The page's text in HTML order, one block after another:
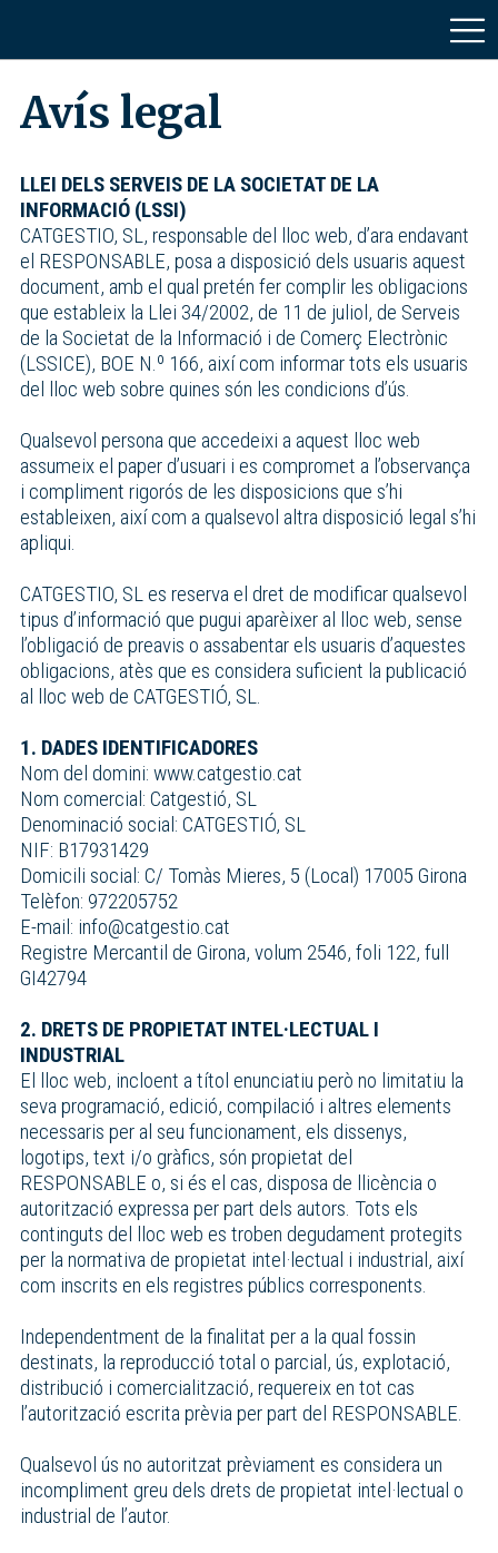
Avís legal
LLEI DELS SERVEIS DE LA SOCIETAT DE LA
INFORMACIÓ (LSSI)
CATGESTIO, SL, responsable del lloc web, d’ara endavant
el RESPONSABLE, posa a disposició dels usuaris aquest
document, amb el qual pretén fer complir les obligacions
que estableix la Llei 34/2002, de 11 de juliol, de Serveis
de la Societat de la Informació i de Comerç Electrònic
(LSSICE), BOE N.º 166, així com informar tots els usuaris
del lloc web sobre quines són les condicions d’ús.
Qualsevol persona que accedeixi a aquest lloc web
assumeix el paper d’usuari i es compromet a l’observança
i compliment rigorós de les disposicions que s’hi
estableixen, així com a qualsevol altra disposició legal s’hi
apliqui.
CATGESTIO, SL es reserva el dret de modificar qualsevol
tipus d’informació que pugui aparèixer al lloc web, sense
l’obligació de preavis o assabentar els usuaris d’aquestes
obligacions, atès que es considera suficient la publicació
al lloc web de CATGESTIÓ, SL.
1. DADES IDENTIFICADORES
Nom del domini: www.catgestio.cat
Nom comercial: Catgestió, SL
Denominació social: CATGESTIÓ, SL
NIF: B17931429
Domicili social: C/ Tomàs Mieres, 5 (Local) 17005 Girona
Telèfon: 972205752
E-mail: info@catgestio.cat
Registre Mercantil de Girona, volum 2546, foli 122, full
GI42794
2. DRETS DE PROPIETAT INTEL·LECTUAL I
INDUSTRIAL
El lloc web, incloent a títol enunciatiu però no limitatiu la
seva programació, edició, compilació i altres elements
necessaris per al seu funcionament, els dissenys,
logotips, text i/o gràfics, són propietat del
RESPONSABLE o, si és el cas, disposa de llicència o
autorització expressa per part dels autors. Tots els
continguts del lloc web es troben degudament protegits
per la normativa de propietat intel·lectual i industrial, així
com inscrits en els registres públics corresponents.
Independentment de la finalitat per a la qual fossin
destinats, la reproducció total o parcial, ús, explotació,
distribució i comercialització, requereix en tot cas
l’autorització escrita prèvia per part del RESPONSABLE.
Qualsevol ús no autoritzat prèviament es considera un
incompliment greu dels drets de propietat intel·lectual o
industrial de l’autor.